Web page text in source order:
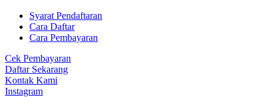
Syarat Pendaftaran
Cara Daftar
Cara Pembayaran
Cek Pembayaran
Daftar Sekarang
Kontak Kami
Instagram